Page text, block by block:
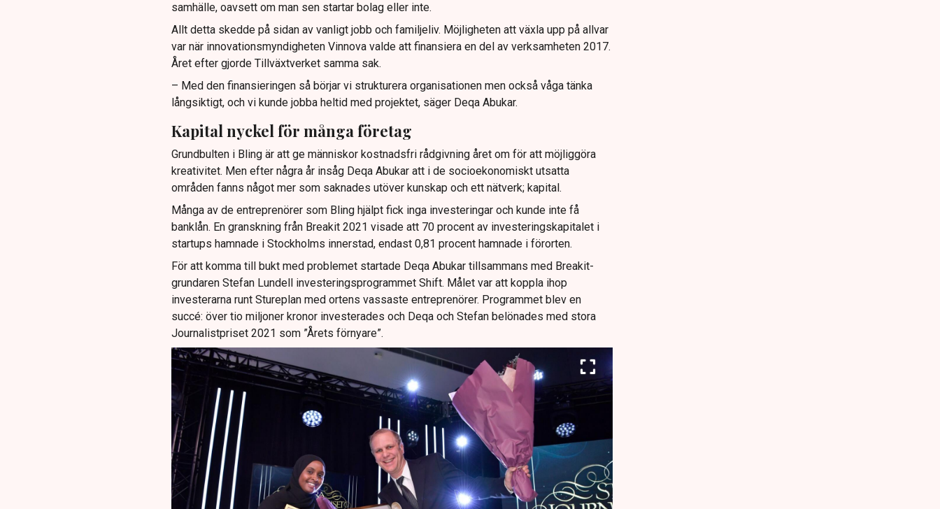
samhälle, oavsett om man sen startar bolag eller inte.
Allt detta skedde på sidan av vanligt jobb och familjeliv. Möjligheten att växla upp på allvar
var när innovationsmyndigheten Vinnova valde att finansiera en del av verksamheten 2017.
Året efter gjorde Tillväxtverket samma sak.
– Med den finansieringen så börjar vi strukturera organisationen men också våga tänka
långsiktigt, och vi kunde jobba heltid med projektet, säger Deqa Abukar.
Kapital nyckel för många företag
Grundbulten i Bling är att ge människor kostnadsfri rådgivning året om för att möjliggöra
kreativitet. Men efter några år insåg Deqa Abukar att i de socioekonomiskt utsatta
områden fanns något mer som saknades utöver kunskap och ett nätverk; kapital.
Många av de entreprenörer som Bling hjälpt fick inga investeringar och kunde inte få
banklån. En granskning från Breakit 2021 visade att 70 procent av investeringskapitalet i
startups hamnade i Stockholms innerstad, endast 0,81 procent hamnade i förorten.
För att komma till bukt med problemet startade Deqa Abukar tillsammans med Breakit-
grundaren Stefan Lundell investeringsprogrammet Shift. Målet var att koppla ihop
investerarna runt Stureplan med ortens vassaste entreprenörer. Programmet blev en
succé: över tio miljoner kronor investerades och Deqa och Stefan belönades med stora
Journalistpriset 2021 som ”Årets förnyare”.